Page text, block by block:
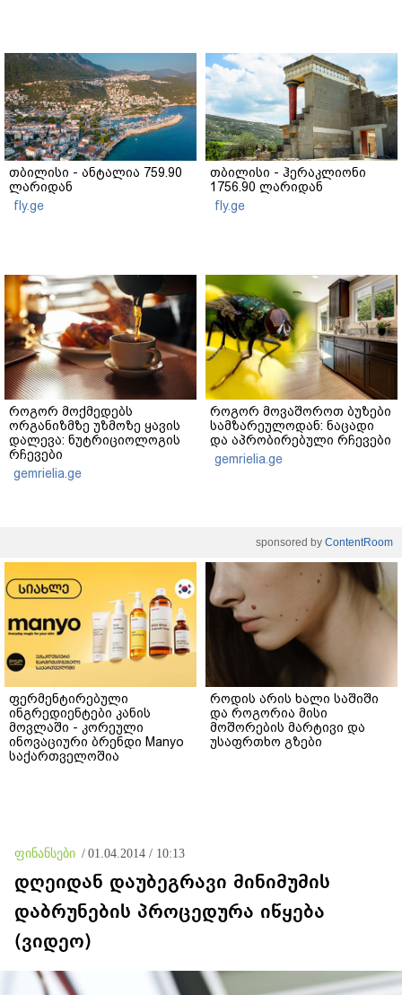
თბილისი - ანტალია 759.90
ლარიდან
fly.ge
თბილისი - ჰერაკლიონი
1756.90 ლარიდან
fly.ge
როგორ მოქმედებს
ორგანიზმზე უზმოზე ყავის
დალევა: ნუტრიციოლოგის
რჩევები
gemrielia.ge
როგორ მოვაშოროთ ბუზები
სამზარეულოდან: ნაცადი
და აპრობირებული რჩევები
gemrielia.ge
sponsored by ContentRoom
ფერმენტირებული
ინგრედიენტები კანის
მოვლაში - კორეული
ინოვაციური ბრენდი Manyo
საქართველოშია
როდის არის ხალი საშიში
და როგორია მისი
მოშორების მარტივი და
უსაფრთხო გზები
ფინანსები / 01.04.2014 / 10:13
დღეიდან დაუბეგრავი მინიმუმის
დაბრუნების პროცედურა იწყება
(ვიდეო)